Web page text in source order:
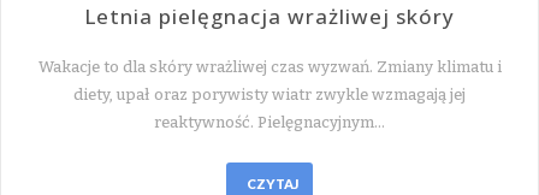
Letnia pielęgnacja wrażliwej skóry
Wakacje to dla skóry wrażliwej czas wyzwań. Zmiany klimatu i
diety, upał oraz porywisty wiatr zwykle wzmagają jej
reaktywność. Pielęgnacyjnym…
CZYTAJ